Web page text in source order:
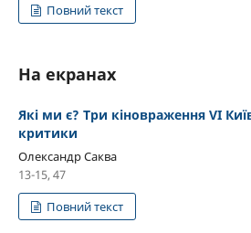
Повний текст
На екранах
Які ми є? Три кіновраження VІ
критики
Олександр Саква
13-15, 47
Повний текст